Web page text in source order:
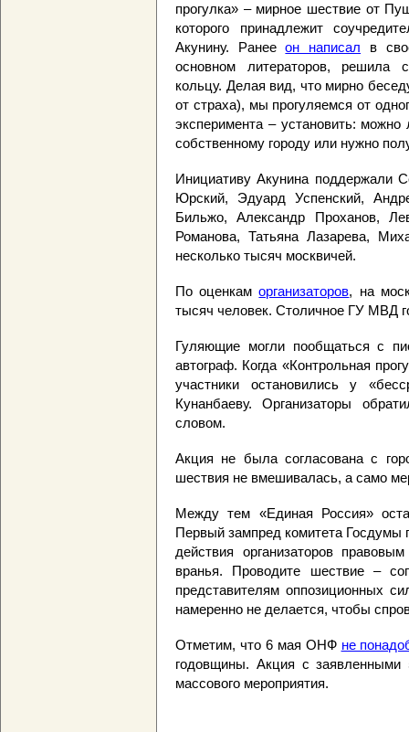
прогулка» – мирное шествие от
которого принадлежит
Акунину. Ранееон написал в
основном литераторов, решила
кольцу. Делая вид, что мирно
от страха), мы прогуляемся от
эксперимента – установить:
собственному городу или нужно
Инициативу Акунина поддержали
Юрский, Эдуард Успенский,
Бильжо, Александр Проханов,
Романова, Татьяна Лазарева,
несколько тысяч москвичей.
По оценкаморганизаторов, на
тысяч человек. Столичное ГУ МВД
Гуляющие могли пообщаться с
автограф. Когда «Контрольная
участники остановились у
Кунанбаеву. Организаторы
словом.
Акция не была согласована с
шествия не вмешивалась, а само
Между тем «Единая Россия»
Первый зампред комитета Госдумы
действия организаторов
вранья. Проводите шествие –
представителям оппозиционных
намеренно не делается, чтобы
Отметим, что 6 мая ОНФ не
годовщины. Акция с
массового мероприятия.